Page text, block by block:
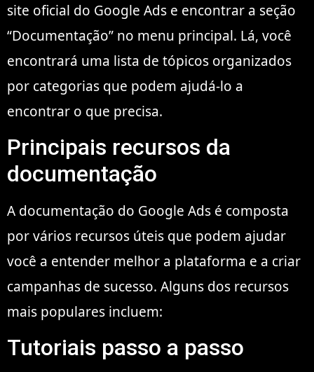
site oficial do Google Ads e encontrar a seção
“Documentação” no menu principal. Lá, você
encontrará uma lista de tópicos organizados
por categorias que podem ajudá-lo a
encontrar o que precisa.
Principais recursos da
documentação
A documentação do Google Ads é composta
por vários recursos úteis que podem ajudar
você a entender melhor a plataforma e a criar
campanhas de sucesso. Alguns dos recursos
mais populares incluem:
Tutoriais passo a passo